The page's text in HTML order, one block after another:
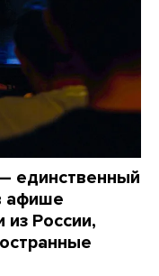
единственный
афише
из России,